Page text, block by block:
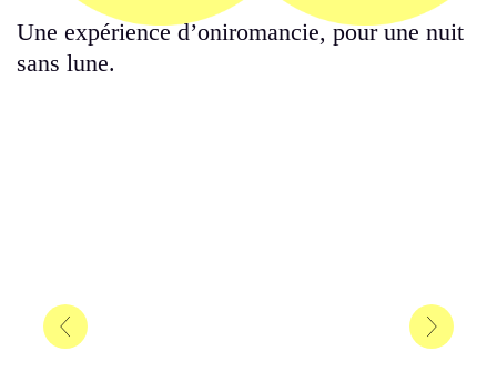
Une expérience d’oniromancie, pour une nuit
sans lune.